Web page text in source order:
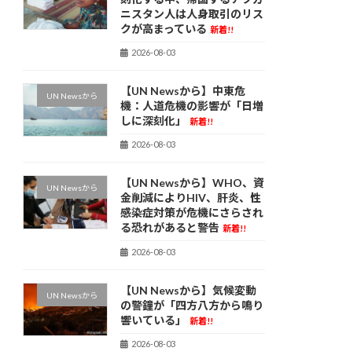
ニスタン人は人身取引のリス
クが高まっている 新着!!
2026-08-03
UN Newsから
【UN Newsから】中東危
機：人道危機の影響が「日増
しに深刻化」
新着!!
2026-08-03
UN Newsから
【UN Newsから】WHO、資
金削減によりHIV、肝炎、性
感染症対策が危機にさらされ
る恐れがあると警告 新着!!
2026-08-03
UN Newsから
【UN Newsから】気候変動
の警鐘が「四方八方から鳴り
響いている」
新着!!
2026-08-03